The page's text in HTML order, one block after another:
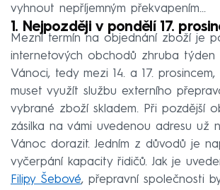
vyhnout nepříjemným překvapením...
1. Nejpozději v pondělí 17.
Mezní termín na objednání zboží je
internetových obchodů zhruba týden
Vánoci, tedy mezi 14. a 17.
muset využít službu externího
vybrané zboží skladem. Při pozdější
zásilka na vámi uvedenou adresu už
Vánoc dorazit. Jedním z důvodů je
vyčerpání kapacity řidičů. Jak je
Filipy Šebové, přepravní společnosti